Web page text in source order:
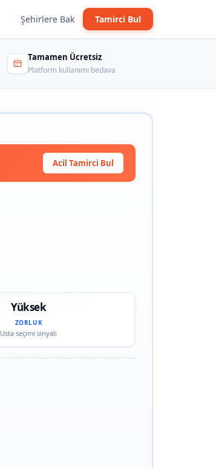
Şehirlere Bak Tamirci Bul
Tamamen Ücretsiz
Platform kullanımı bedava
Acil Tamirci Bul
Yüksek
ZORLUK
Usta seçimi sinyali